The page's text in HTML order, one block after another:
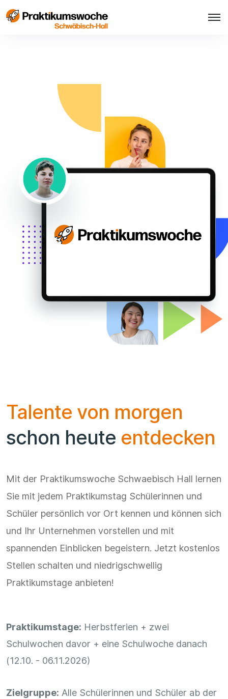
Talente von morgen
schon heute entdecken
Mit der Praktikumswoche Schwaebisch Hall lernen
Sie mit jedem Praktikumstag Schülerinnen und
Schüler persönlich vor Ort kennen und können sich
und Ihr Unternehmen vorstellen und mit
spannenden Einblicken begeistern. Jetzt kostenlos
Stellen schalten und niedrigschwellig
Praktikumstage anbieten!
Praktikumstage: Herbstferien + zwei
Schulwochen davor + eine Schulwoche danach
(12.10. - 06.11.2026)
Zielgruppe: Alle Schülerinnen und Schüler ab der